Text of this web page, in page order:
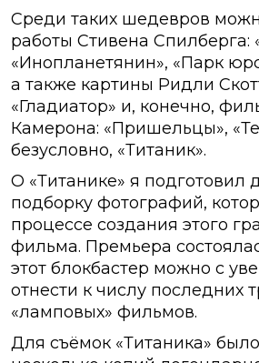
Среди таких шедевров
работы Стивена Спилберга:
«Инопланетянин», «Парк
а также картины Ридли
«Гладиатор» и, конечно,
Камерона: «Пришельцы»,
безусловно, «Титаник».
О «Титанике» я подготовил
подборку фотографий,
процессе создания этого
фильма. Премьера
этот блокбастер можно с
отнести к числу последних
«ламповых» фильмов.
Для съёмок «Титаника»